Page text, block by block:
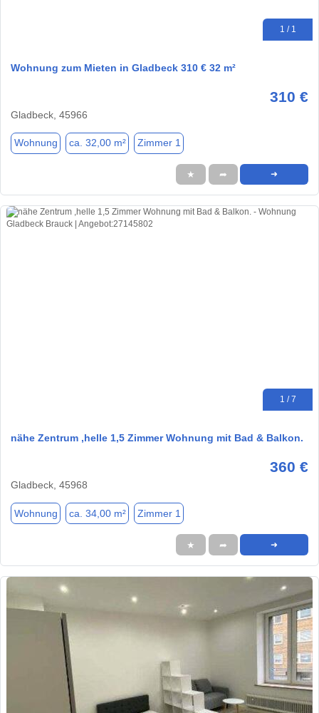
1 / 1
Wohnung zum Mieten in Gladbeck 310 € 32 m²
310 €
Gladbeck, 45966
Wohnung ca. 32,00 m² Zimmer 1
★ ➦ ➜
1 / 7
nähe Zentrum ,helle 1,5 Zimmer Wohnung mit Bad & Balkon.
360 €
Gladbeck, 45968
Wohnung ca. 34,00 m² Zimmer 1
★ ➦ ➜